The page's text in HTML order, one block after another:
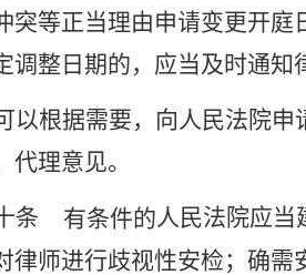
突等正当理由申请变更开
调整日期的，应当及时通知
以根据需要，向人民法院
代理意见。
条 有条件的人民法院应当
律师进行歧视性安检；确